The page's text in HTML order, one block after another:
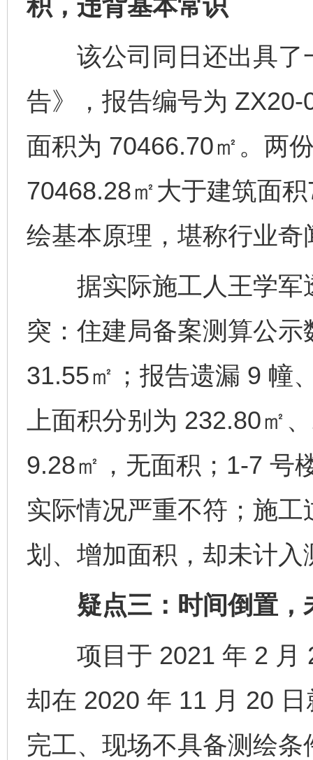
积，违背基本常识
该公司同日还出具了
告》，报告编号为
面积为 70466.70㎡。两
70468.28㎡大于建筑面
绘基本原理，堪称行业奇
据实际施工人王学军
突：住建局备案测算公
31.55㎡；报告遗漏 9 幢
上面积分别为 232.80㎡
9.28㎡，无面积；1-7 号
实际情况严重不符；施
划、增加面积，却未计入
疑点三：时间倒置，
项目于 2021 年 2 月
却在 2020 年 11 月 20
完工、现场不具备测绘